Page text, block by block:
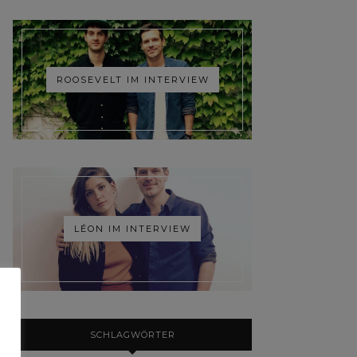
ROOSEVELT IM INTERVIEW
LÉON IM INTERVIEW
SCHLAGWÖRTER